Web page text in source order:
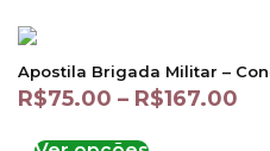
Apostila Brigada Militar –
R$75.00 – R$167.00